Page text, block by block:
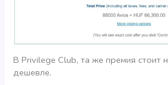
В Privilege Club, та же премия стоит
дешевле.